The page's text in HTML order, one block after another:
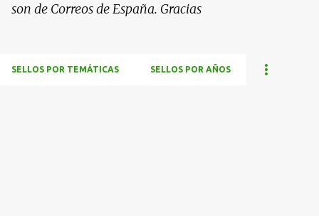
son de Correos de España. Gracias
SELLOS POR TEMÁTICAS SELLOS POR AÑOS